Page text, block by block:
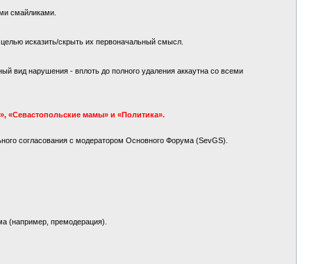
смайликами.
исказить/скрыть их первоначальный смысл.
вид нарушения - вплоть до полного удаления аккаутна со всеми
«Севастопольские мамы» и «Политика».
согласования с модератором Основного Форума (SevGS).
(например, премодерация).